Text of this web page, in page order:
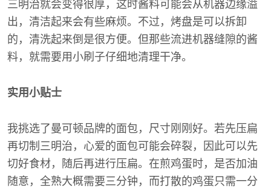
三明治就会变得很厚，这时酱料可能会从机器边缘溢
出，清洁起来会有些麻烦。不过，烤盘是可以拆卸
的，清洗起来倒是很方便。但那些流进机器缝隙的酱
料，就需要用小刷子仔细地清理干净。
实用小贴士
我挑选了曼可顿品牌的面包，尺寸刚刚好。若先压扁
再切制三明治，心爱的面包可能会碎裂，因此可以先
切好食材，随后再进行压扁。在煎鸡蛋时，是否加油
随意，全熟大概需要三分钟，而打散的鸡蛋只需一分